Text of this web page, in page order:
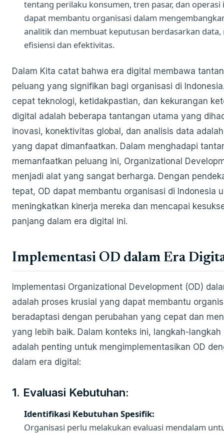
tentang perilaku konsumen, tren pasar, dan operasi
dapat membantu organisasi dalam
analitik dan membuat keputusan berdasarkan
efisiensi dan efektivitas.
Dalam Kita catat bahwa era digital membawa
peluang yang signifikan bagi organisasi di
cepat teknologi, ketidakpastian, dan kekurangan
digital adalah beberapa tantangan utama yang
inovasi, konektivitas global, dan analisis data
yang dapat dimanfaatkan. Dalam menghadapi
memanfaatkan peluang ini, Organizational
menjadi alat yang sangat berharga. Dengan
tepat, OD dapat membantu organisasi di Indonesia
meningkatkan kinerja mereka dan mencapai
panjang dalam era digital ini.
Implementasi OD dalam Era
Implementasi Organizational Development (OD)
adalah proses krusial yang dapat membantu
beradaptasi dengan perubahan yang cepat dan
yang lebih baik. Dalam konteks ini, langkah-langkah
adalah penting untuk mengimplementasikan OD
dalam era digital:
1. Evaluasi Kebutuhan:
Identifikasi Kebutuhan Spesifik:
Organisasi perlu melakukan evaluasi mendalam